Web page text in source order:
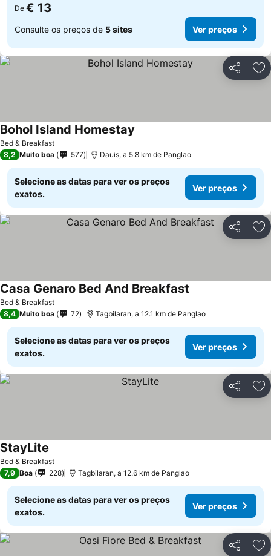
De € 13
Consulte os preços de 5 sites Ver preços
Partilhar
Bed & Breakfast
Bohol Island Homestay
8,2 Muito boa 577 Dauis, a 5.8 km de Panglao
Selecione as datas para ver os preços
exatos.
Ver preços
Partilhar
Bed & Breakfast
Casa Genaro Bed And Breakfast
8,4 Muito boa 72 Tagbilaran, a 12.1 km de Panglao
Selecione as datas para ver os preços
exatos.
Ver preços
Partilhar
Bed & Breakfast
StayLite
7,9 Boa 228 Tagbilaran, a 12.6 km de Panglao
Selecione as datas para ver os preços
exatos.
Ver preços
Partilhar